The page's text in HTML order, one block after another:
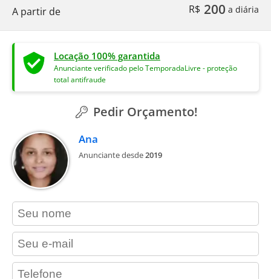
A partir de R$ 200 a diária
Locação 100% garantida
Anunciante verificado pelo TemporadaLivre - proteção
total antifraude
Pedir Orçamento!
Ana
Anunciante desde2019
contact_name
contact_email
contact_phone